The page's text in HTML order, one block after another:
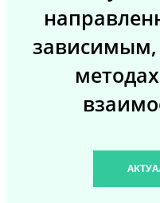
зависимым,